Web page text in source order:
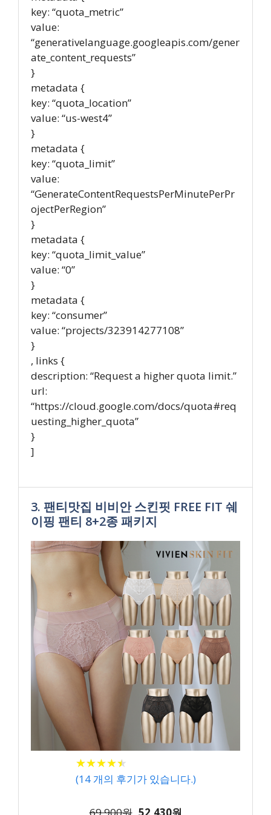
key: “quota_metric”
value:
“generativelanguage.googleapis.com/gener
ate_content_requests”
}
metadata {
key: “quota_location”
value: “us-west4”
}
metadata {
key: “quota_limit”
value:
“GenerateContentRequestsPerMinutePerPr
ojectPerRegion”
}
metadata {
key: “quota_limit_value”
value: “0”
}
metadata {
key: “consumer”
value: “projects/323914277108”
}
, links {
description: “Request a higher quota limit.”
url:
“https://cloud.google.com/docs/quota#req
uesting_higher_quota”
}
]
3. 팬티맛집 비비안 스킨핏 FREE FIT 쉐
이핑 팬티 8+2종 패키지
★★★★★
★★★★★
(14개의 후기가 있습니다.)
69,900원 52,430원